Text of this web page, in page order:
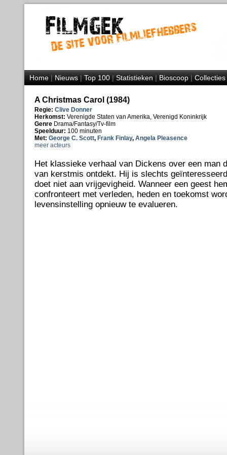
Home|Nieuws|Top 100|Statistieken|Bioscoop|Collecties
A Christmas Carol (1984)
Regie: Clive Donner
Herkomst: Verenigde Staten van Amerika, Verenigd Koninkrijk
Genre Drama/Fantasy/Tv-film
Speelduur: 100 minuten
Met: George C. Scott, Frank Finlay, Angela Pleasence
meer acteurs
Het klassieke verhaal van Dickens over een man
van kerstmis ontdekt. Hij is slechts
doet niet aan vrijgevigheid. Wanneer een geest
confronteert met verleden, heden en toekomst
levensinstelling opnieuw te evalueren.